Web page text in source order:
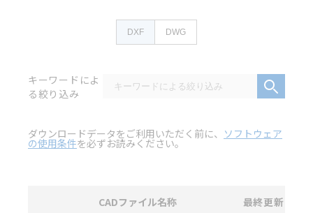
DXF DWG
キーワードによ
る絞り込み
ダウンロードデータをご利用いただく前に、 ソフトウェア
の使用条件を必ずお読みください。
CADファイル名称 最終更新